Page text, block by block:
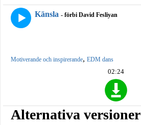
Känsla - förbi David Fesliyan
Motiverande och inspirerande, EDM dans
02:24
Alternativa versioner